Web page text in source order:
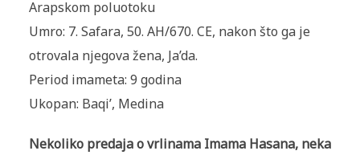
Arapskom poluotoku
Umro: 7. Safara, 50. AH/670. CE, nakon što ga je
otrovala njegova žena, Ja’da.
Period imameta: 9 godina
Ukopan: Baqi’, Medina
Nekoliko predaja o vrlinama Imama Hasana, neka